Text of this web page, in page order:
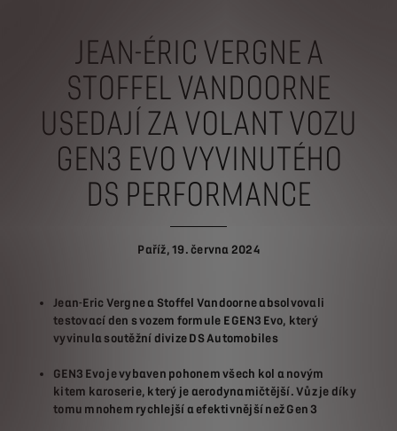
JEAN-ÉRIC VERGNE A
STOFFEL VANDOORNE
USEDAJÍ ZA VOLANT VOZU
GEN3 EVO VYVINUTÉHO
DS PERFORMANCE
Paříž, 19. června 2024
Jean-Eric Vergne a Stoffel Vandoorne absolvovali
testovací den s vozem formule E GEN3 Evo, který
vyvinula soutěžní divize DS Automobiles
GEN3 Evo je vybaven pohonem všech kol a novým
kitem karoserie, který je aerodynamičtější. Vůz je díky
tomu mnohem rychlejší a efektivnější než Gen 3